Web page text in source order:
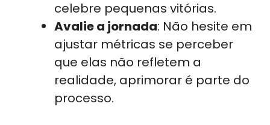
celebre pequenas vitórias.
Avalie a jornada: Não hesite em
ajustar métricas se perceber
que elas não refletem a
realidade, aprimorar é parte do
processo.